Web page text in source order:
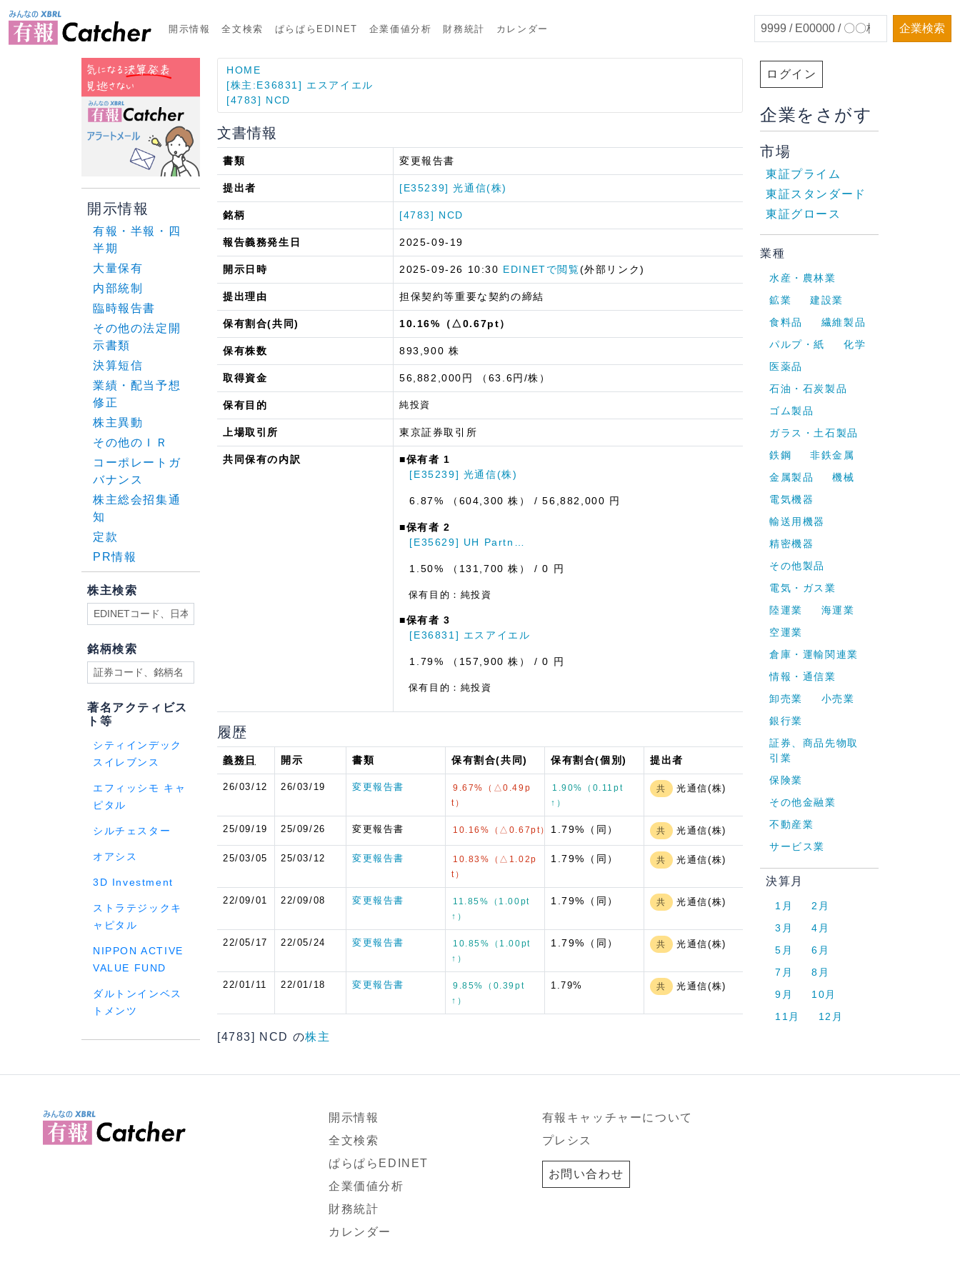
開示情報 全文検索 ぱらぱらEDINET 企業価値分析 財務統計 カレンダー 企業検索
開示情報
有報・半報・四
半期
大量保有
内部統制
臨時報告書
その他の法定開
示書類
決算短信
業績・配当予想
修正
株主異動
その他のＩＲ
コーポレートガ
バナンス
株主総会招集通
知
定款
PR情報
株主検索
銘柄検索
著名アクティビス
ト等
シティインデック
スイレブンス
エフィッシモ キャ
ピタル
シルチェスター
オアシス
3D Investment
ストラテジックキ
ャピタル
NIPPON ACTIVE
VALUE FUND
ダルトンインベス
トメンツ
HOME
[株主:E36831] エスアイエル
[4783] NCD
文書情報
書類 変更報告書
提出者 [E35239] 光通信(株)
銘柄 [4783] NCD
報告義務発生日 2025-09-19
開示日時 2025-09-26 10:30 EDINETで閲覧(外部リンク)
提出理由 担保契約等重要な契約の締結
保有割合(共同) 10.16%（△0.67pt）
保有株数 893,900 株
取得資金 56,882,000円 （63.6円/株）
保有目的 純投資
上場取引所 東京証券取引所
共同保有の内訳
■保有者 1
[E35239] 光通信(株)
6.87% （604,300 株）/ 56,882,000 円
■保有者 2
[E35629] UH Partn…
1.50% （131,700 株）/ 0 円
保有目的：純投資
■保有者 3
[E36831] エスアイエル
1.79% （157,900 株）/ 0 円
保有目的：純投資
履歴
義務日 開示 書類 保有割合(共同) 保有割合(個別) 提出者
26/03/12 26/03/19 変更報告書
9.67%（△0.49p
t）
1.90%（0.11pt
↑）
共 光通信(株)
25/09/19 25/09/26 変更報告書 10.16%（△0.67pt） 1.79%（同） 共 光通信(株)
25/03/05 25/03/12 変更報告書
10.83%（△1.02p
t）
1.79%（同） 共 光通信(株)
22/09/01 22/09/08 変更報告書
11.85%（1.00pt
↑）
1.79%（同） 共 光通信(株)
22/05/17 22/05/24 変更報告書
10.85%（1.00pt
↑）
1.79%（同） 共 光通信(株)
22/01/11 22/01/18 変更報告書
9.85%（0.39pt
↑）
1.79% 共 光通信(株)
[4783] NCD の株主
ログイン
企業をさがす
市場
東証プライム
東証スタンダード
東証グロース
業種
水産・農林業
鉱業
建設業
食料品
繊維製品
パルプ・紙
化学
医薬品
石油・石炭製品
ゴム製品
ガラス・土石製品
鉄鋼
非鉄金属
金属製品
機械
電気機器
輸送用機器
精密機器
その他製品
電気・ガス業
陸運業
海運業
空運業
倉庫・運輸関連業
情報・通信業
卸売業
小売業
銀行業
証券、商品先物取
引業
保険業
その他金融業
不動産業
サービス業
決算月
1月
2月
3月
4月
5月
6月
7月
8月
9月
10月
11月
12月
開示情報
全文検索
ぱらぱらEDINET
企業価値分析
財務統計
カレンダー
有報キャッチャーについて
プレシス
お問い合わせ